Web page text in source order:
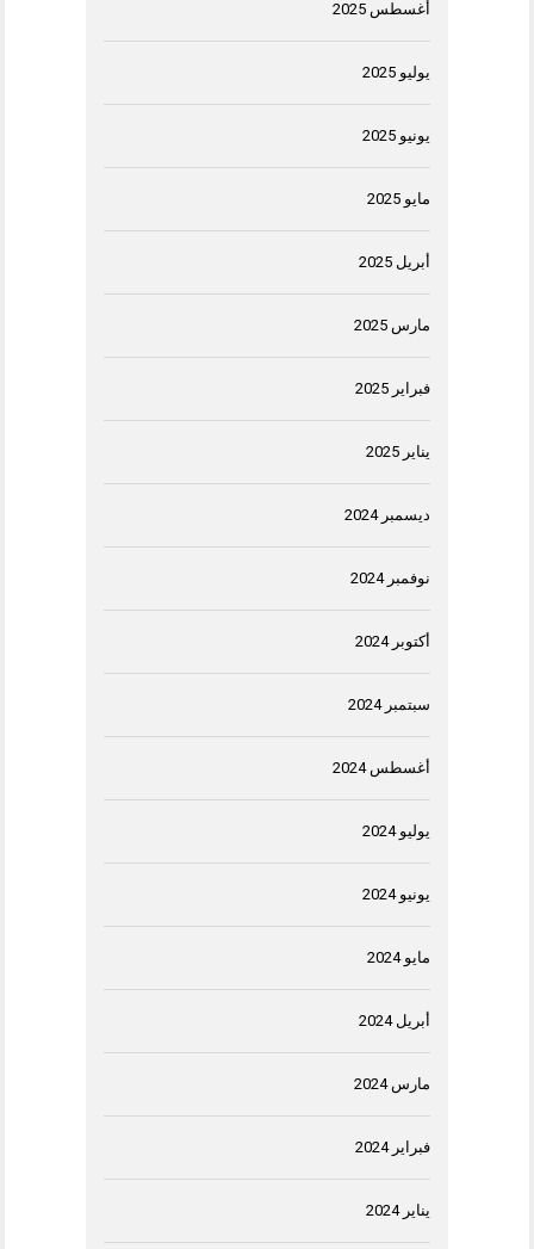
أغسطس 2025
يوليو 2025
يونيو 2025
مايو 2025
أبريل 2025
مارس 2025
فبراير 2025
يناير 2025
ديسمبر 2024
نوفمبر 2024
أكتوبر 2024
سبتمبر 2024
أغسطس 2024
يوليو 2024
يونيو 2024
مايو 2024
أبريل 2024
مارس 2024
فبراير 2024
يناير 2024